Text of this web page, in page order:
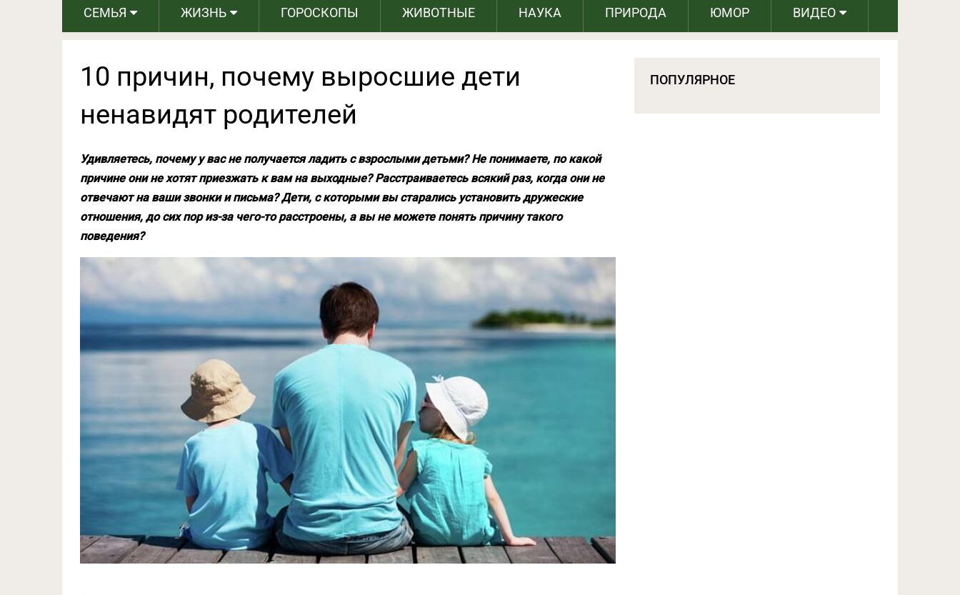
СЕМЬЯ ЖИЗНЬ ГОРОСКОПЫ ЖИВОТНЫЕ НАУКА ПРИРОДА ЮМОР ВИДЕО
10 причин, почему выросшие дети
ненавидят родителей
Удивляетесь, почему у вас не получается ладить с взрослыми детьми? Не понимаете, по какой
причине они не хотят приезжать к вам на выходные? Расстраиваетесь всякий раз, когда они не
отвечают на ваши звонки и письма? Дети, с которыми вы старались установить дружеские
отношения, до сих пор из-за чего-то расстроены, а вы не можете понять причину такого
поведения?
ПОПУЛЯРНОЕ